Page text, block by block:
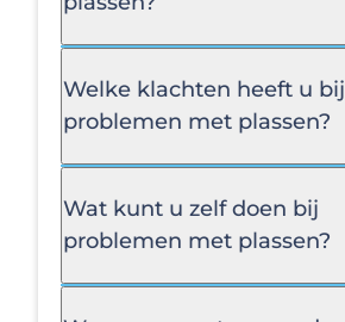
Welke klachten heeft u bij
problemen met plassen?
Wat kunt u zelf doen bij
problemen met plassen?